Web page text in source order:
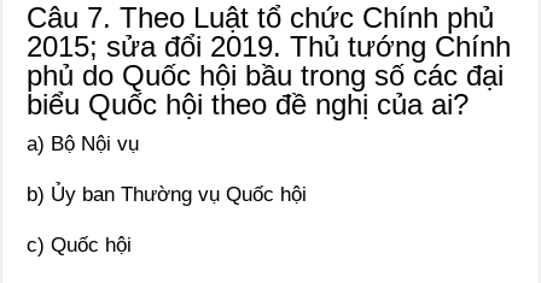
Câu 7. Theo Luật tổ chức Chính phủ
2015; sửa đổi 2019. Thủ tướng Chính
phủ do Quốc hội bầu trong số các đại
biểu Quốc hội theo đề nghị của ai?
a) Bộ Nội vụ
b) Ủy ban Thường vụ Quốc hội
c) Quốc hội